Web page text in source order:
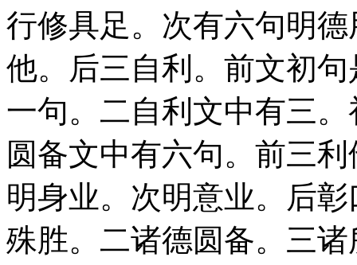
行修具足。次有六句明
他。后三自利。前文初
一句。二自利文中有三
圆备文中有六句。前三
明身业。次明意业。后
殊胜。二诸德圆备。三